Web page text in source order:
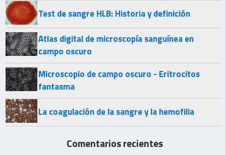
Test de sangre HLB: Historia y definición
Atlas digital de microscopía sanguínea en
campo oscuro
Microscopio de campo oscuro - Eritrocitos
fantasma
La coagulación de la sangre y la hemofilia
Comentarios recientes